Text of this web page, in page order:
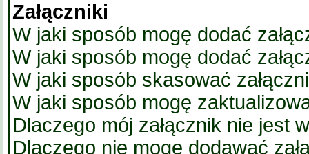
Załączniki
W jaki sposób mogę dodać
W jaki sposób mogę dodać
W jaki sposób skasować
W jaki sposób mogę
Dlaczego mój załącznik nie jest
Dlaczego nie mogę dodawać